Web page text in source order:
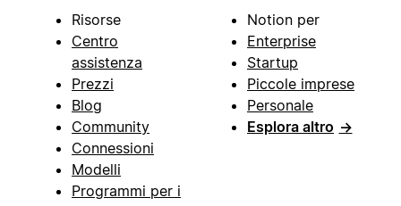
Risorse
Centro
assistenza
Prezzi
Blog
Community
Connessioni
Modelli
Programmi per i
Notion per
Enterprise
Startup
Piccole imprese
Personale
Esplora altro →